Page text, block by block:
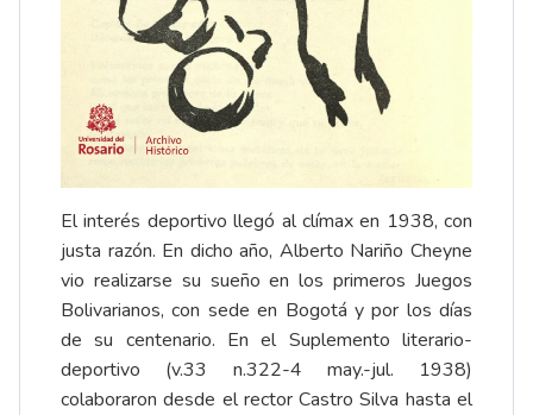
El interés deportivo llegó al clímax en 1938, con
justa razón. En dicho año, Alberto Nariño Cheyne
vio realizarse su sueño en los primeros Juegos
Bolivarianos, con sede en Bogotá y por los días
de su centenario. En el Suplemento literario-
deportivo (v.33 n.322-4 may.-jul. 1938)
colaboraron desde el rector Castro Silva hasta el